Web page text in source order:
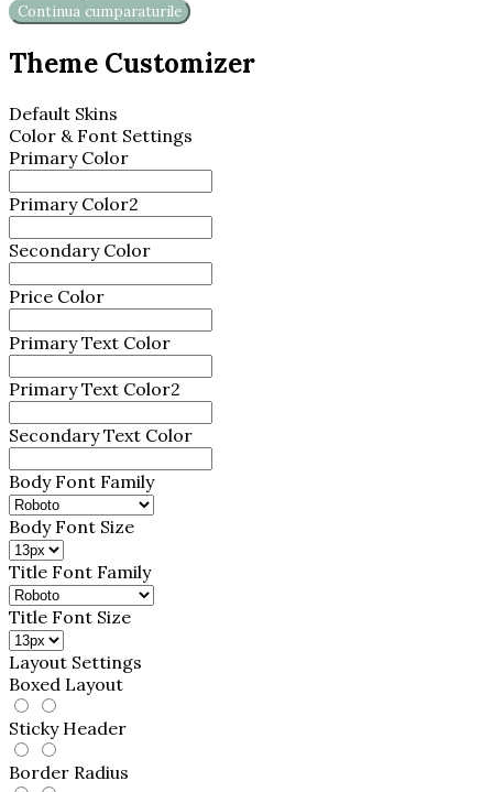
Continua cumparaturile
Theme Customizer
Default Skins
Color & Font Settings
Primary Color
Primary Color2
Secondary Color
Price Color
Primary Text Color
Primary Text Color2
Secondary Text Color
Body Font Family
Body Font Size
Title Font Family
Title Font Size
Layout Settings
Boxed Layout
Sticky Header
Border Radius